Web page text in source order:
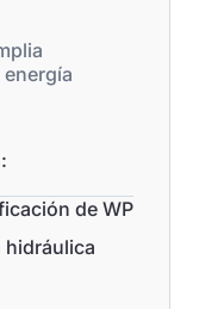
de WP
hidráulica